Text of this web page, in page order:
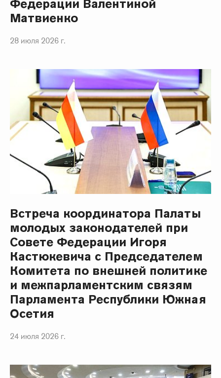
Федерации Валентиной
Матвиенко
28 июля 2026 г.
Встреча координатора Палаты
молодых законодателей при
Совете Федерации Игоря
Кастюкевича с Председателем
Комитета по внешней политике
и межпарламентским связям
Парламента Республики Южная
Осетия
24 июля 2026 г.